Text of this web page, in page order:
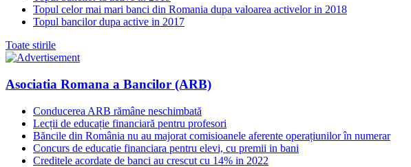
Topul celor mai mari banci din Romania dupa valoarea activelor in 2018
Topul bancilor dupa active in 2017
Toate stirile
Asociatia Romana a Bancilor (ARB)
Conducerea ARB rămâne neschimbată
Lecții de educație financiară pentru profesori
Băncile din România nu au majorat comisioanele aferente operațiunilor în numerar
Concurs de educatie financiara pentru elevi, cu premii in bani
Creditele acordate de banci au crescut cu 14% in 2022